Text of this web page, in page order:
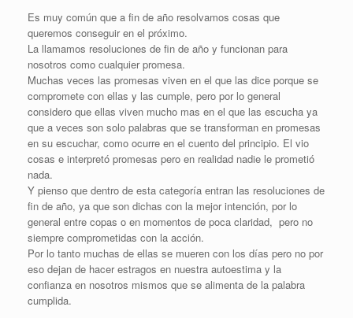
Es muy común que a fin de año resolvamos cosas que
queremos conseguir en el próximo.
La llamamos resoluciones de fin de año y funcionan para
nosotros como cualquier promesa.
Muchas veces las promesas viven en el que las dice porque se
compromete con ellas y las cumple, pero por lo general
considero que ellas viven mucho mas en el que las escucha ya
que a veces son solo palabras que se transforman en promesas
en su escuchar, como ocurre en el cuento del principio. El vio
cosas e interpretó promesas pero en realidad nadie le prometió
nada.
Y pienso que dentro de esta categoría entran las resoluciones de
fin de año, ya que son dichas con la mejor intención, por lo
general entre copas o en momentos de poca claridad, pero no
siempre comprometidas con la acción.
Por lo tanto muchas de ellas se mueren con los días pero no por
eso dejan de hacer estragos en nuestra autoestima y la
confianza en nosotros mismos que se alimenta de la palabra
cumplida.